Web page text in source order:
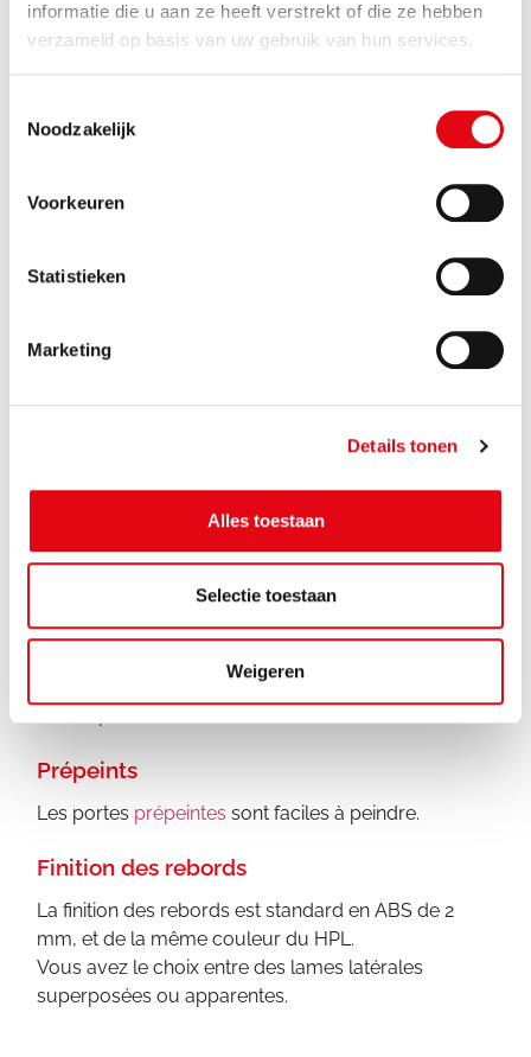
informatie die u aan ze heeft verstrekt of die ze hebben
verzameld op basis van uw gebruik van hun services.
Noodzakelijk
Voorkeuren
Statistieken
Marketing
Details tonen
Alles toestaan
Selectie toestaan
Weigeren
Super-légers avec finition au choix!
Nos vantaux de portes et panneaux sont remplis
d’un remplissage leger en Supercell de 16 mm, ce
rebord en bois pour une stabilité maximale. Des
Finition avec du HPL
La finition en stratifié haute pression (HPL) rend les
chocs et adaptées à un usage intensif. Vous pouvez
Prépeints
Les portes prépeintes sont faciles à peindre.
Finition des rebords
La finition des rebords est standard en ABS de 2
mm, et de la même couleur du HPL.
Vous avez le choix entre des lames latérales
superposées ou apparentes.